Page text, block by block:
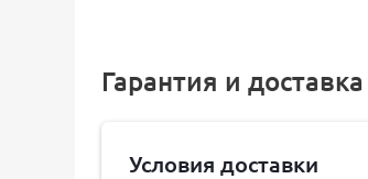
Гарантия и
Условия доставки